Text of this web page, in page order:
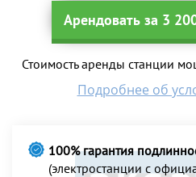
Арендовать за 3
Стоимость аренды станции
Подробнее об
100% гарантия
(электростанции с